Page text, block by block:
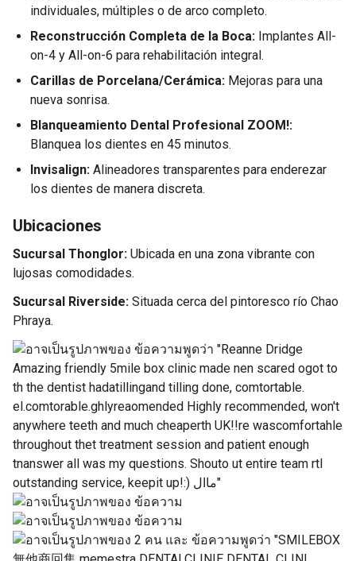
individuales, múltiples o de arco completo.
Reconstrucción Completa de la Boca: Implantes All-
on-4 y All-on-6 para rehabilitación integral.
Carillas de Porcelana/Cerámica: Mejoras para una
nueva sonrisa.
Blanqueamiento Dental Profesional ZOOM!:
Blanquea los dientes en 45 minutos.
Invisalign: Alineadores transparentes para enderezar
los dientes de manera discreta.
Ubicaciones
Sucursal Thonglor: Ubicada en una zona vibrante con
lujosas comodidades.
Sucursal Riverside: Situada cerca del pintoresco río Chao
Phraya.